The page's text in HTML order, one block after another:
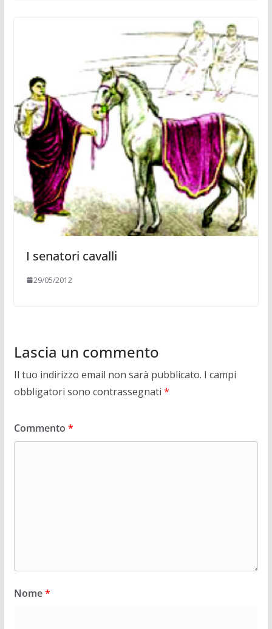
I senatori cavalli
29/05/2012
Lascia un commento
Il tuo indirizzo email non sarà pubblicato. I campi
obbligatori sono contrassegnati *
Commento *
Nome*